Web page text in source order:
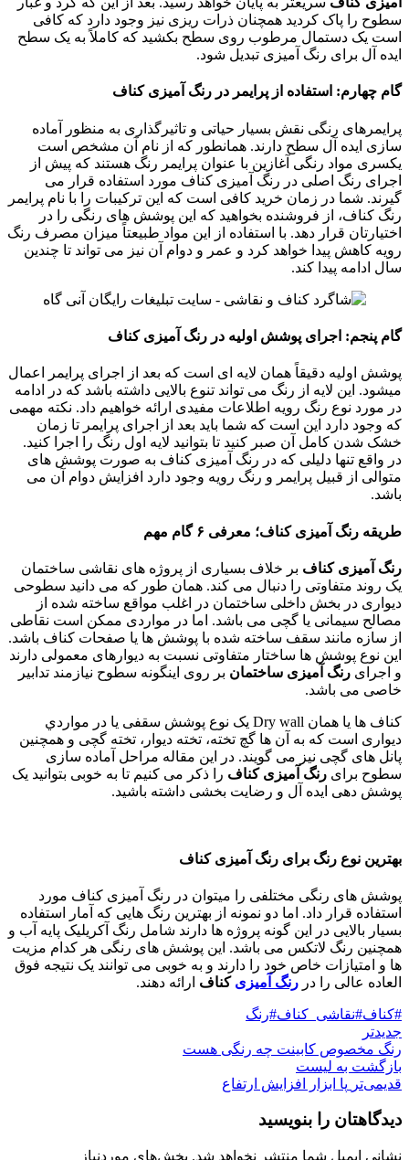
سطوح را پاک کردید همچنان ذرات ریزی نیز وجود دارد که کافی
است یک دستمال مرطوب روی سطح بکشید که کاملاً به یک سطح
ایده آل برای رنگ آمیزی تبدیل شود.
گام چهارم: استفاده از پرایمر در رنگ آمیزی کناف
پرایمرهای رنگی نقش بسیار حیاتی و تاثیرگذاری به منظور آماده
سازی ایده آل سطح دارند. همانطور که از نام آن مشخص است
یکسری مواد رنگی آغازین با عنوان پرایمر رنگ هستند که پیش از
اجرای رنگ اصلی در رنگ آمیزی کناف مورد استفاده قرار می
گیرند. شما در زمان خرید کافی است که این ترکیبات را با نام پرایمر
رنگ کناف، از فروشنده بخواهید که این پوشش های رنگی را در
اختیارتان قرار دهد. با استفاده از این مواد طبیعتاً میزان مصرف رنگ
رویه کاهش پیدا خواهد کرد و عمر و دوام آن نیز می تواند تا چندین
سال ادامه پیدا کند.
گام پنجم: اجرای پوشش اولیه در رنگ آمیزی کناف
پوشش اولیه دقیقاً همان لایه ای است که بعد از اجرای پرایمر اعمال
میشود. این لایه از رنگ می تواند تنوع بالایی داشته باشد که در ادامه
در مورد نوع رنگ رویه اطلاعات مفیدی ارائه خواهیم داد. نکته مهمی
که وجود دارد این است که شما باید بعد از اجرای پرایمر تا زمان
خشک شدن کامل آن صبر کنید تا بتوانید لایه اول رنگ را اجرا کنید.
در واقع تنها دلیلی که در رنگ آمیزی کناف به صورت پوشش های
متوالی از قبیل پرایمر و رنگ رویه وجود دارد افزایش دوام آن می
باشد.
طریقه رنگ آمیزی کناف؛ معرفی ۶ گام مهم
رنگ آمیزی کناف بر خلاف بسیاری از پروژه های نقاشی ساختمان
یک روند متفاوتی را دنبال می کند. همان طور که می دانید سطوحی
دیواری در بخش داخلی ساختمان در اغلب مواقع ساخته شده از
مصالح سیمانی یا گچی می باشد. اما در مواردی ممکن است نقاطی
از سازه مانند سقف ساخته شده با پوشش ها یا صفحات کناف باشد.
این نوع پوشش ها ساختار متفاوتی نسبت به دیوارهای معمولی دارند
و اجرای رنگ آمیزی ساختمان بر روی اینگونه سطوح نیازمند تدابیر
خاصی می باشد.
کناف ها یا همان Dry wall یک نوع پوشش سقفی یا در مواردي
دیواری است که به آن ها گچ تخته، تخته دیوار، تخته گچی و همچنین
پانل های گچی نیز می گویند. در این مقاله مراحل آماده سازی
سطوح برای رنگ آمیزی کناف را ذکر می کنیم تا به خوبی بتوانید یک
پوشش دهی ایده آل و رضایت بخشی داشته باشید.
بهترین نوع رنگ برای رنگ آمیزی کناف
پوشش های رنگی مختلفی را میتوان در رنگ آمیزی کناف مورد
استفاده قرار داد. اما دو نمونه از بهترین رنگ هایی که آمار استفاده
بسیار بالایی در این گونه پروژه ها دارند شامل رنگ آکریلیک پایه آب و
همچنین رنگ لاتکس می باشد. این پوشش های رنگی هر کدام مزیت
ها و امتیازات خاص خود را دارند و به خوبی می توانند یک نتیجه فوق
العاده عالی را در رنگ آمیزی کناف ارائه دهند.
#کناف#نقاشی_کناف#رنگ
جدیدتر
رنگ مخصوص کابینت چه رنگی هست
بازگشت به لیست
قدیمی‌تر پا ابزار افزایش ارتفاع
دیدگاهتان را بنویسید
نشانی ایمیل شما منتشر نخواهد شد. بخش‌های موردنیاز